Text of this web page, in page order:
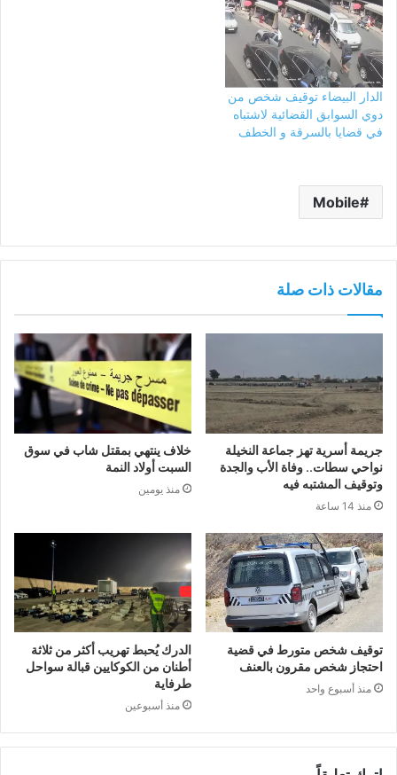
الدار البيضاء توقيف شخص من
دوي السوابق القضائية لاشتباه
في قضايا بالسرقة و الخطف
Mobile
مقالات ذات صلة
جريمة أسرية تهز جماعة النخيلة
نواحي سطات.. وفاة الأب والجدة
وتوقيف المشتبه فيه
منذ 14 ساعة
خلاف ينتهي بمقتل شاب في سوق
السبت أولاد النمة
منذ يومين
توقيف شخص متورط في قضية
احتجاز شخص مقرون بالعنف
منذ أسبوع واحد
الدرك يُحبط تهريب أكثر من ثلاثة
أطنان من الكوكايين قبالة سواحل
طرفاية
منذ أسبوعين